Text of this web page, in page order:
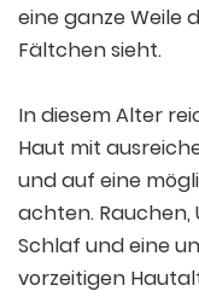
eine ganze Weile
Fältchen sieht.
In diesem Alter
Haut mit
und auf eine
achten.
Schlaf und eine
vorzeitigen